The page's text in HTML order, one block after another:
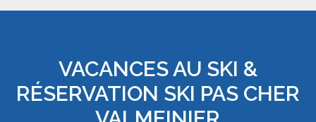
VACANCES AU SKI &
RÉSERVATION SKI PAS CHER